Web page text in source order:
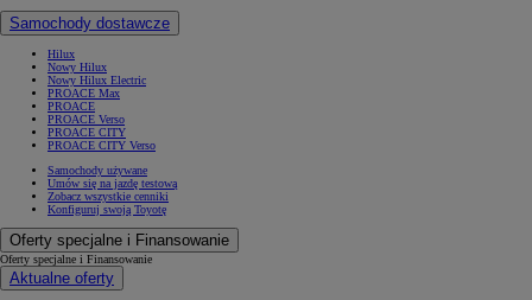
Samochody dostawcze
Hilux
Nowy Hilux
Nowy Hilux Electric
PROACE Max
PROACE
PROACE Verso
PROACE CITY
PROACE CITY Verso
Samochody używane
Umów się na jazdę testową
Zobacz wszystkie cenniki
Konfiguruj swoją Toyotę
Oferty specjalne i Finansowanie
Oferty specjalne i Finansowanie
Aktualne oferty